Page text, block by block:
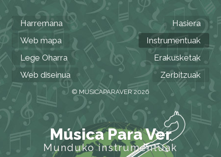
Harremana
Web mapa
Lege Oharra
Web diseinua
Hasiera
Instrumentuak
Erakusketak
Zerbitzuak
© MUSICAPARAVER 2026
Música Para Ver
Munduko instrumentuak